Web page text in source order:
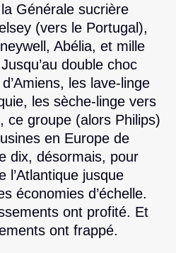
Générale sucrière
(vers le Portugal),
Abélia, et mille
double choc
les lave-linge
les sèche-linge vers
ce groupe (alors Philips)
en Europe de
dix, désormais, pour
l’Atlantique jusque
économies d’échelle.
ont profité. Et
ont frappé.